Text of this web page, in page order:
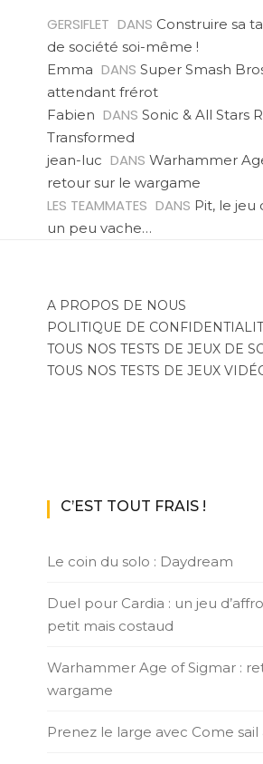
GERSIFLET DANS Construire sa
de société soi-même !
Emma DANS Super Smash
attendant frérot
Fabien DANS Sonic & All Stars
Transformed
jean-luc DANS Warhammer
retour sur le wargame
LES TEAMMATES DANS Pit, le jeu
un peu vache…
A PROPOS DE NOUS
POLITIQUE DE
TOUS NOS TESTS DE JEUX DE
TOUS NOS TESTS DE JEUX
C’EST TOUT FRAIS !
Le coin du solo : Daydream
Duel pour Cardia : un jeu
petit mais costaud
Warhammer Age of Sigmar :
wargame
Prenez le large avec Come sail